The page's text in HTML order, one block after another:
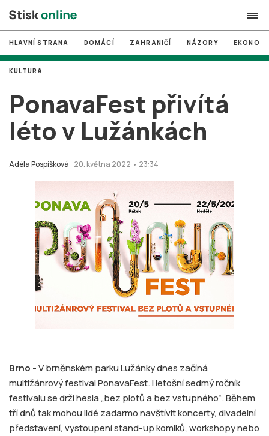
search
# MUNI
# Brno
# volby
login PŘIHLÁSIT SE
Zapomněli jste heslo?
HLAVNÍ STRANA DOMÁCÍ ZAHRANIČÍ NÁZORY
PonavaFest přivítá
léto v Lužánkách
Adéla Pospíšková 20. května 2022 • 23:34
KULTURA
Brno -V brněnském parku Lužánky dnes začíná
multižánrový festival PonavaFest. I letošní sedmý ročník
festivalu se drží hesla „bez plotů a bez vstupného“. Během
tří dnů tak mohou lidé zadarmo navštívit koncerty, divadelní
představení, vystoupení stand-up komiků, workshopy nebo